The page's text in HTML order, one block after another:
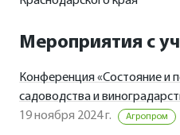
Мероприятия с
Конференция «Состояние и
садоводства и
19 ноября 2024 г.
Агропром